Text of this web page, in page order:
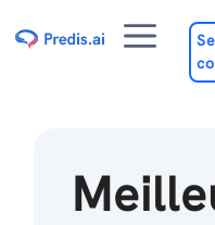
au
Se